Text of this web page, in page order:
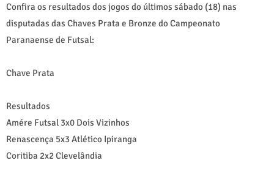
Confira os resultados dos jogos do últimos sábado (18) nas
disputadas das Chaves Prata e Bronze do Campeonato
Paranaense de Futsal:
Chave Prata
Resultados
Amére Futsal 3x0 Dois Vizinhos
Renascença 5x3 Atlético Ipiranga
Coritiba 2x2 Clevelândia